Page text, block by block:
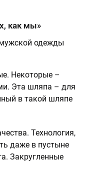
как мы»
Некоторые –
Эта шляпа – для
в такой шляпе
Технология,
даже в пустыне
Закругленные